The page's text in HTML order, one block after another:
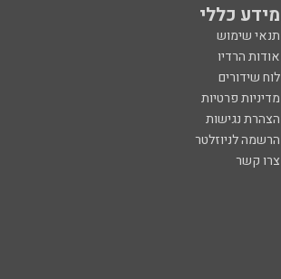
מידע כללי
תנאי שימוש
אודות הרדיו
לוח שידורים
מדיניות פרטיות
הצהרת נגישות
הרשמה לניוזלטר
צרו קשר